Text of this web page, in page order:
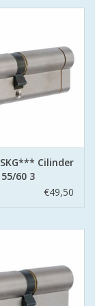
SKG*** Cilinder
60 3
€49,50